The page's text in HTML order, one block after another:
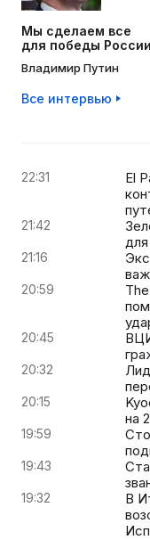
Мы сделаем все
для победы России
Владимир Путин
Все интервью
22:31
El
21:42
21:16
20:59
20:45
20:32
20:15
на
19:59
19:43
19:32
В